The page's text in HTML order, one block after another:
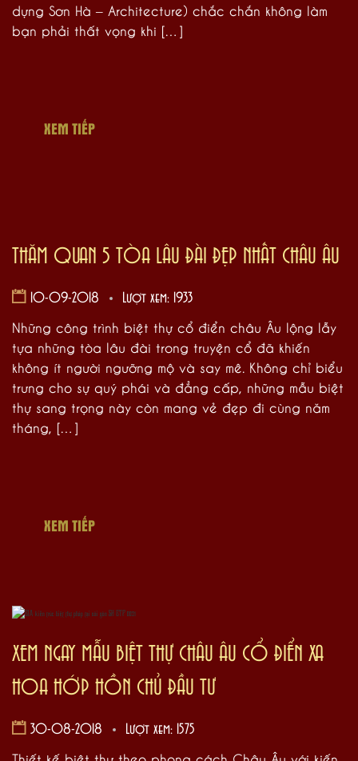
dựng Sơn Hà – Architecture) chắc chắn không làm
bạn phải thất vọng khi […]
XEM TIẾP
THĂM QUAN 5 TÒA LÂU ĐÀI ĐẸP NHẤT CHÂU ÂU
10-09-2018 Lượt xem: 1933
Những công trình biệt thự cổ điển châu Âu lộng lẫy
tựa những tòa lâu đài trong truyện cổ đã khiến
không ít người ngưỡng mộ và say mê. Không chỉ biểu
trưng cho sự quý phái và đẳng cấp, những mẫu biệt
thự sang trọng này còn mang vẻ đẹp đi cùng năm
tháng, […]
XEM TIẾP
XEM NGAY MẪU BIỆT THỰ CHÂU ÂU CỔ ĐIỂN XA
HOA HỚP HỒN CHỦ ĐẦU TƯ
30-08-2018 Lượt xem: 1575